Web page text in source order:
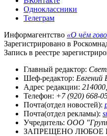
Одноклассники
Телеграм
Информагентство «О чём
Зарегистрировано в
Запись в реестре
Главный редактор:
Шеф-редактор: Евгений
Адрес редакции:
Телефон: +7 (920) 668-
Почта(отдел новостей):
Почта(отдел рекламы):
Учредитель: ООО
ЗАПРЕЩЕНО ЛЮБОЕ